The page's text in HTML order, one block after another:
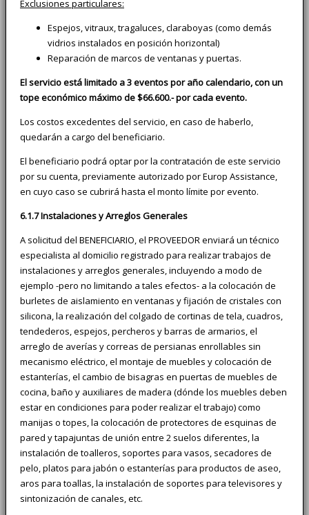
Exclusiones particulares:
Espejos, vitraux, tragaluces, claraboyas (como demás
vidrios instalados en posición horizontal)
Reparación de marcos de ventanas y puertas.
El servicio está limitado a 3 eventos por año calendario, con un
tope económico máximo de $66.600.- por cada evento.
Los costos excedentes del servicio, en caso de haberlo,
quedarán a cargo del beneficiario.
El beneficiario podrá optar por la contratación de este servicio
por su cuenta, previamente autorizado por Europ Assistance,
en cuyo caso se cubrirá hasta el monto límite por evento.
6.1.7 Instalaciones y Arreglos Generales
A solicitud del BENEFICIARIO, el PROVEEDOR enviará un técnico
especialista al domicilio registrado para realizar trabajos de
instalaciones y arreglos generales, incluyendo a modo de
ejemplo -pero no limitando a tales efectos- a la colocación de
burletes de aislamiento en ventanas y fijación de cristales con
silicona, la realización del colgado de cortinas de tela, cuadros,
tendederos, espejos, percheros y barras de armarios, el
arreglo de averías y correas de persianas enrollables sin
mecanismo eléctrico, el montaje de muebles y colocación de
estanterías, el cambio de bisagras en puertas de muebles de
cocina, baño y auxiliares de madera (dónde los muebles deben
estar en condiciones para poder realizar el trabajo) como
manijas o topes, la colocación de protectores de esquinas de
pared y tapajuntas de unión entre 2 suelos diferentes, la
instalación de toalleros, soportes para vasos, secadores de
pelo, platos para jabón o estanterías para productos de aseo,
aros para toallas, la instalación de soportes para televisores y
sintonización de canales, etc.